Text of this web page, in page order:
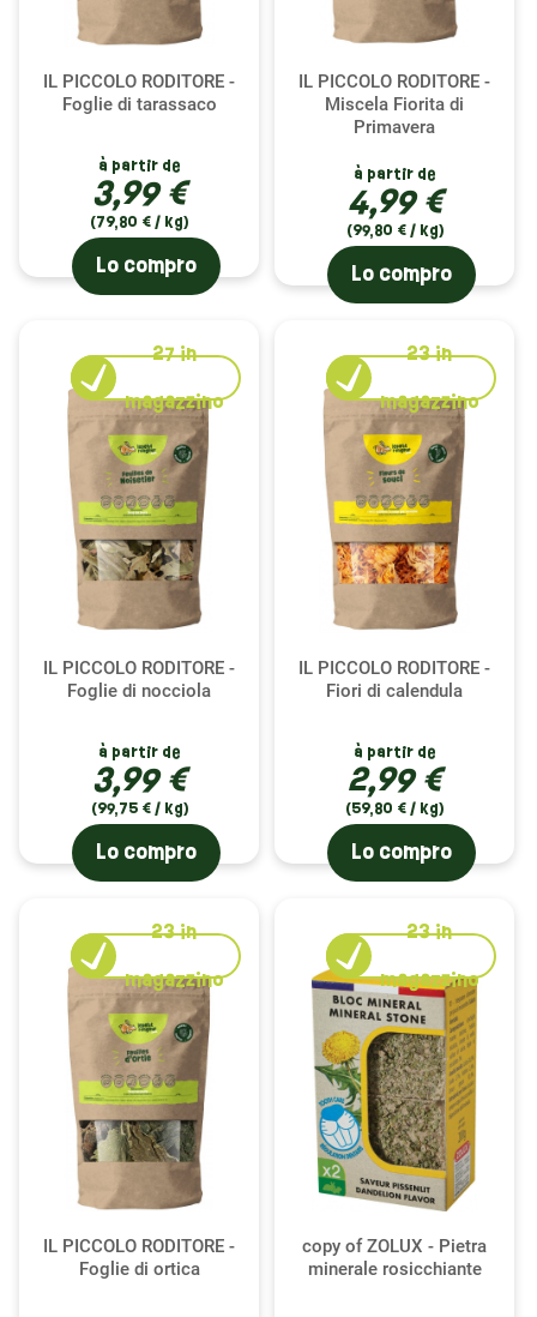
IL PICCOLO RODITORE -
Foglie di tarassaco
à partir de
3,99 €
(79,80 € / kg)
Lo compro
IL PICCOLO RODITORE -
Miscela Fiorita di
Primavera
à partir de
4,99 €
(99,80 € / kg)
Lo compro
IL PICCOLO RODITORE -
Foglie di nocciola
à partir de
3,99 €
(99,75 € / kg)
27in
magazzino
Lo compro
IL PICCOLO RODITORE -
Fiori di calendula
à partir de
2,99 €
(59,80 € / kg)
23in
magazzino
Lo compro
IL PICCOLO RODITORE -
Foglie di ortica
23in
magazzino
copy of ZOLUX - Pietra
minerale rosicchiante
23in
magazzino